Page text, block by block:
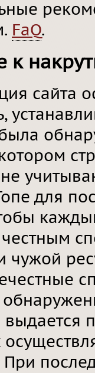
FaQ.
к
сайта
для
честным
чужой
При